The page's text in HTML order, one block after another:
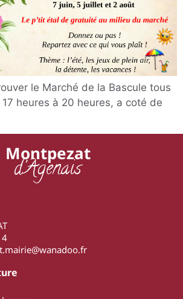
le Marché de la Bascule tous
heures à 20 heures, a coté de
Montpezat
d'Agenais